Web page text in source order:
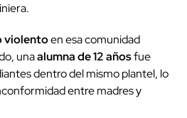
violentoen esa comunidad
unaalumna de 12 añosfue
dentro del mismo plantel, lo
entre madres y